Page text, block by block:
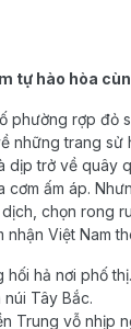
tự hào hòa
phường rợp đỏ
những trang sử
dịp trở về quây
cơm ấm áp.
chọn rong
Việt Nam
hả nơi phố thị.
Tây Bắc.
Trung vỗ nhịp